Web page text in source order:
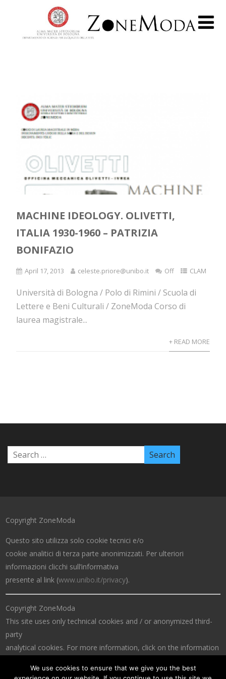
MACHINE IDEOLOGY. OLIVETTI,
ITALIA 1930-1960 – PATRIZIA
BONIFAZIO
April 17, 2013 celeste.priore@unibo.it Off CLAM
Università di Bologna / Polo di Rimini / Scuola di
Lettere e Beni Culturali / ZoneModa Corso di
laurea magistrale...
+ READ MORE
Copyright ZoneModa
Questo sito utilizza solo cookie tecnici e/o
cookie analitici di terza parte anonimizzati. Per ulteriori
informazioni clicchi sull’informativa
presente al link (www.unibo.it/privacy).
Copyright ZoneModa
This site uses only technical cookies and / or anonymized third-
party
analytical cookies. For more information, click on the information
We use cookies to ensure that we give you the best